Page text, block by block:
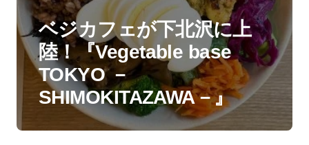
ベジカフェが下北沢に上
陸！『Vegetable base
TOKYO －
SHIMOKITAZAWA－』